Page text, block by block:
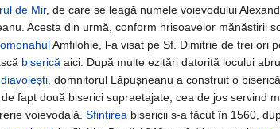
de Mir, de care se leagă numele voievodului
Acesta din urmă, conform hrisoavelor mănăstirii
Amfilohie, l-a visat pe Sf. Dimitrie de trei ori
bisericăaici. După multe ezitări datorită locului
diavolești, domnitorul Lăpușneanu a construit o
fapt două biserici supraetajate, cea de jos servind
voievodală. Sfințireabisericii s-a făcut în 1560,